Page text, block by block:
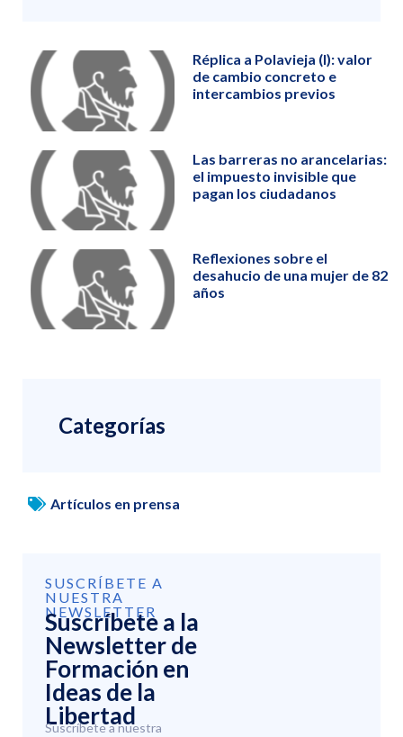
Réplica a Polavieja (I): valor
de cambio concreto e
intercambios previos
Las barreras no arancelarias:
el impuesto invisible que
pagan los ciudadanos
Reflexiones sobre el
desahucio de una mujer de 82
años
Categorías
Artículos en prensa
SUSCRÍBETE A
NUESTRA
NEWSLETTER
Suscríbete a la
Newsletter de
Formación en
Ideas de la
Libertad
Suscríbete a nuestra